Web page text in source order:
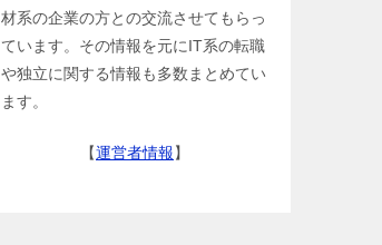
材系の企業の方との交流させてもらっ
ています。その情報を元にIT系の転職
や独立に関する情報も多数まとめてい
ます。
【運営者情報】